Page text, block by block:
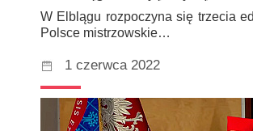
W Elblągu rozpoczyna się trzecia
Polsce mistrzowskie…
1 czerwca 2022